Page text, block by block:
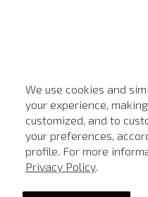
We use cookies and
your experience,
customized, and to
your preferences,
profile. For more
Privacy Policy.